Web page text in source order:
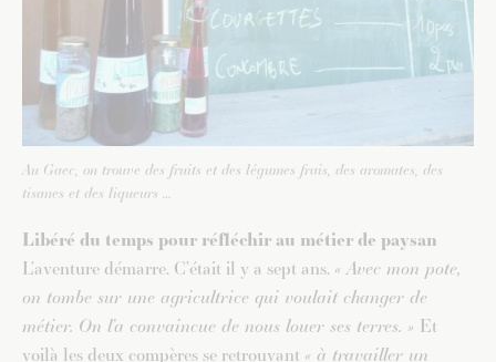
Au Gaec, on trouve des fruits et des légumes frais, des aromates, des
tisanes et des liqueurs …
Libéré du temps pour réfléchir au métier de paysan
L’aventure démarre. C’était il y a sept ans. « Avec mon pote,
on tombe sur une agricultrice qui voulait changer de
métier. On l’a convaincue de nous louer ses terres. » Et
voilà les deux compères se retrouvant « à travailler un